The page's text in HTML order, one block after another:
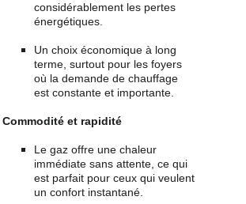
considérablement les pertes
énergétiques.
Un choix économique à long
terme, surtout pour les foyers
où la demande de chauffage
est constante et importante.
Commodité et rapidité
Le gaz offre une chaleur
immédiate sans attente, ce qui
est parfait pour ceux qui veulent
un confort instantané.